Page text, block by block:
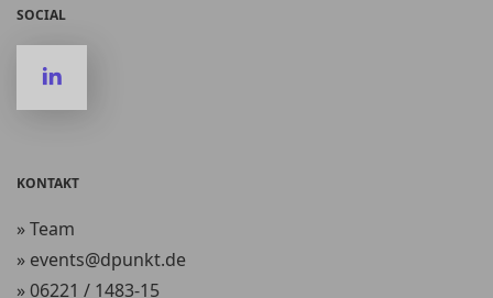
SOCIAL
KONTAKT
» Team
» events@dpunkt.de
» 06221 / 1483-15